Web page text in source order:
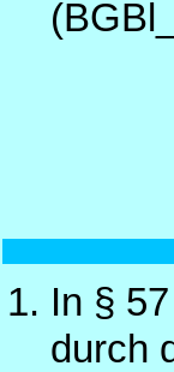
In §
durch